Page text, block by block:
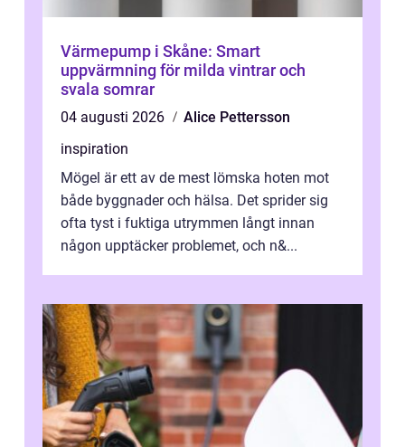
Värmepump i Skåne: Smart
uppvärmning för milda vintrar och
svala somrar
04 augusti 2026
Alice Pettersson
inspiration
Mögel är ett av de mest lömska hoten mot
både byggnader och hälsa. Det sprider sig
ofta tyst i fuktiga utrymmen långt innan
någon upptäcker problemet, och n&...